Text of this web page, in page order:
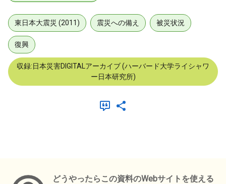
東日本大震災 (2011) 震災への備え 被災状況
復興
収録:日本災害DIGITALアーカイブ (ハーバード大学ライシャワ
ー日本研究所)
どうやったらこの資料のWebサイトを使える